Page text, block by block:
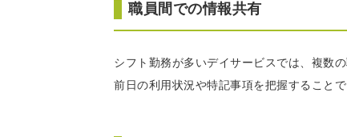
職員間での情報共有
シフト勤務が多いデイサービスでは、複数
前日の利用状況や特記事項を把握すること